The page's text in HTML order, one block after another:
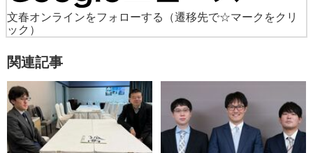
文春オンラインをフォローする
（遷移先で☆マークをクリ
ック）
関連記事